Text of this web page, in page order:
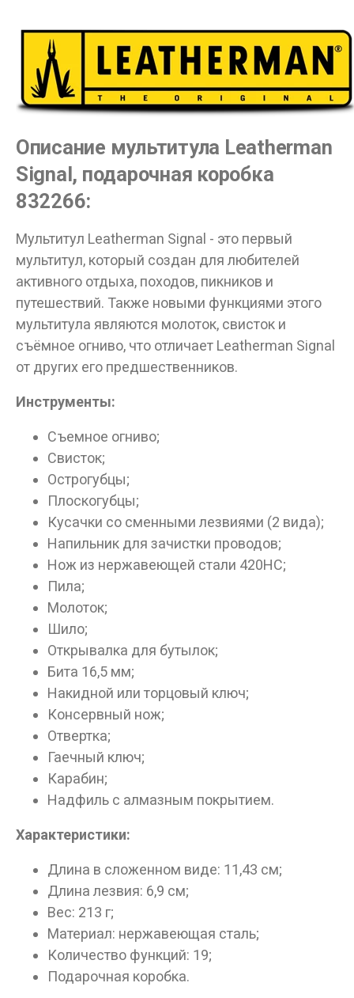
Описание мультитула Leatherman
Signal, подарочная коробка
832266:
Мультитул Leatherman Signal - это первый
мультитул, который создан для любителей
активного отдыха, походов, пикников и
путешествий. Также новыми функциями этого
мультитула являются молоток, свисток и
съёмное огниво, что отличает Leatherman Signal
от других его предшественников.
Инструменты:
Съемное огниво;
Свисток;
Острогубцы;
Плоскогубцы;
Кусачки со сменными лезвиями (2 вида);
Напильник для зачистки проводов;
Нож из нержавеющей стали 420HC;
Пила;
Молоток;
Шило;
Открывалка для бутылок;
Бита 16,5 мм;
Накидной или торцовый ключ;
Консервный нож;
Отвертка;
Гаечный ключ;
Карабин;
Надфиль с алмазным покрытием.
Характеристики:
Длина в сложенном виде: 11,43 см;
Длина лезвия: 6,9 см;
Вес: 213 г;
Материал: нержавеющая сталь;
Количество функций: 19;
Подарочная коробка.
Данные товары продаются лицам,
достигшим 18 лет!
Вам исполнилось 18 лет?
ДА НЕТ